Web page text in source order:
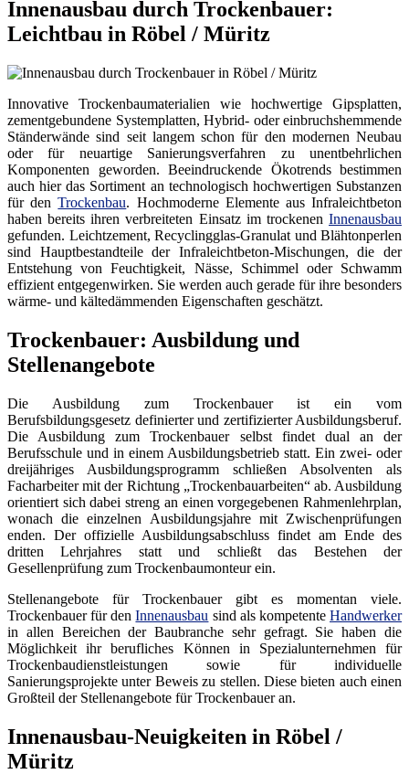
Innenausbau durch Trockenbauer:
Leichtbau in Röbel / Müritz
Innovative Trockenbaumaterialien wie hochwertige Gipsplatten,
zementgebundene Systemplatten, Hybrid- oder einbruchshemmende
Ständerwände sind seit langem schon für den modernen Neubau
oder für neuartige Sanierungsverfahren zu unentbehrlichen
Komponenten geworden. Beeindruckende Ökotrends bestimmen
auch hier das Sortiment an technologisch hochwertigen Substanzen
für denTrockenbau. Hochmoderne Elemente aus Infraleichtbeton
haben bereits ihren verbreiteten Einsatz im trockenen Innenausbau
gefunden. Leichtzement, Recyclingglas-Granulat und Blähtonperlen
sind Hauptbestandteile der Infraleichtbeton-Mischungen, die der
Entstehung von Feuchtigkeit, Nässe, Schimmel oder Schwamm
effizient entgegenwirken. Sie werden auch gerade für ihre besonders
wärme- und kältedämmenden Eigenschaften geschätzt.
Trockenbauer: Ausbildung und
Stellenangebote
Die Ausbildung zum Trockenbauer ist ein vom
Berufsbildungsgesetz definierter und zertifizierter Ausbildungsberuf.
Die Ausbildung zum Trockenbauer selbst findet dual an der
Berufsschule und in einem Ausbildungsbetrieb statt. Ein zwei- oder
dreijähriges Ausbildungsprogramm schließen Absolventen als
Facharbeiter mit der Richtung „Trockenbauarbeiten“ ab. Ausbildung
orientiert sich dabei streng an einen vorgegebenen Rahmenlehrplan,
wonach die einzelnen Ausbildungsjahre mit Zwischenprüfungen
enden. Der offizielle Ausbildungsabschluss findet am Ende des
dritten Lehrjahres statt und schließt das Bestehen der
Gesellenprüfung zum Trockenbaumonteur ein.
Stellenangebote für Trockenbauer gibt es momentan viele.
Trockenbauer für denInnenausbau sind als kompetenteHandwerker
in allen Bereichen der Baubranche sehr gefragt. Sie haben die
Möglichkeit ihr berufliches Können in Spezialunternehmen für
Trockenbaudienstleistungen sowie für individuelle
Sanierungsprojekte unter Beweis zu stellen. Diese bieten auch einen
Großteil der Stellenangebote für Trockenbauer an.
Innenausbau-Neuigkeiten in Röbel /
Müritz